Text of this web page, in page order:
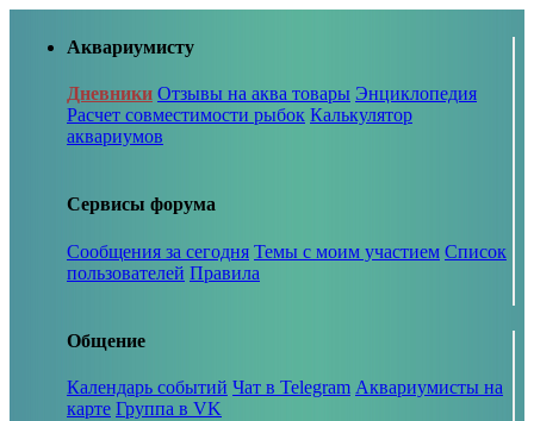
Аквариумисту
Дневники Отзывы на аква товары Энциклопедия
Расчет совместимости рыбок Калькулятор
аквариумов
Сервисы форума
Сообщения за сегодня Темы с моим участием Список
пользователей Правила
Общение
Календарь событий Чат в Telegram Аквариумисты на
карте Группа в VK